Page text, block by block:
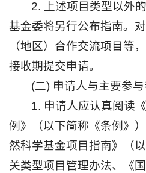
2. 上述项目类型以外
基金委将另行公布指南。
（地区）合作交流项目等
接收期提交申请。
(二) 申请人与主要参与
1. 申请人应认真阅读
例》（以下简称《条例》
然科学基金项目指南》（
关类型项目管理办法、《